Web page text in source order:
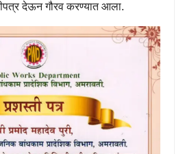
देऊन गौरव करण्यात आला.